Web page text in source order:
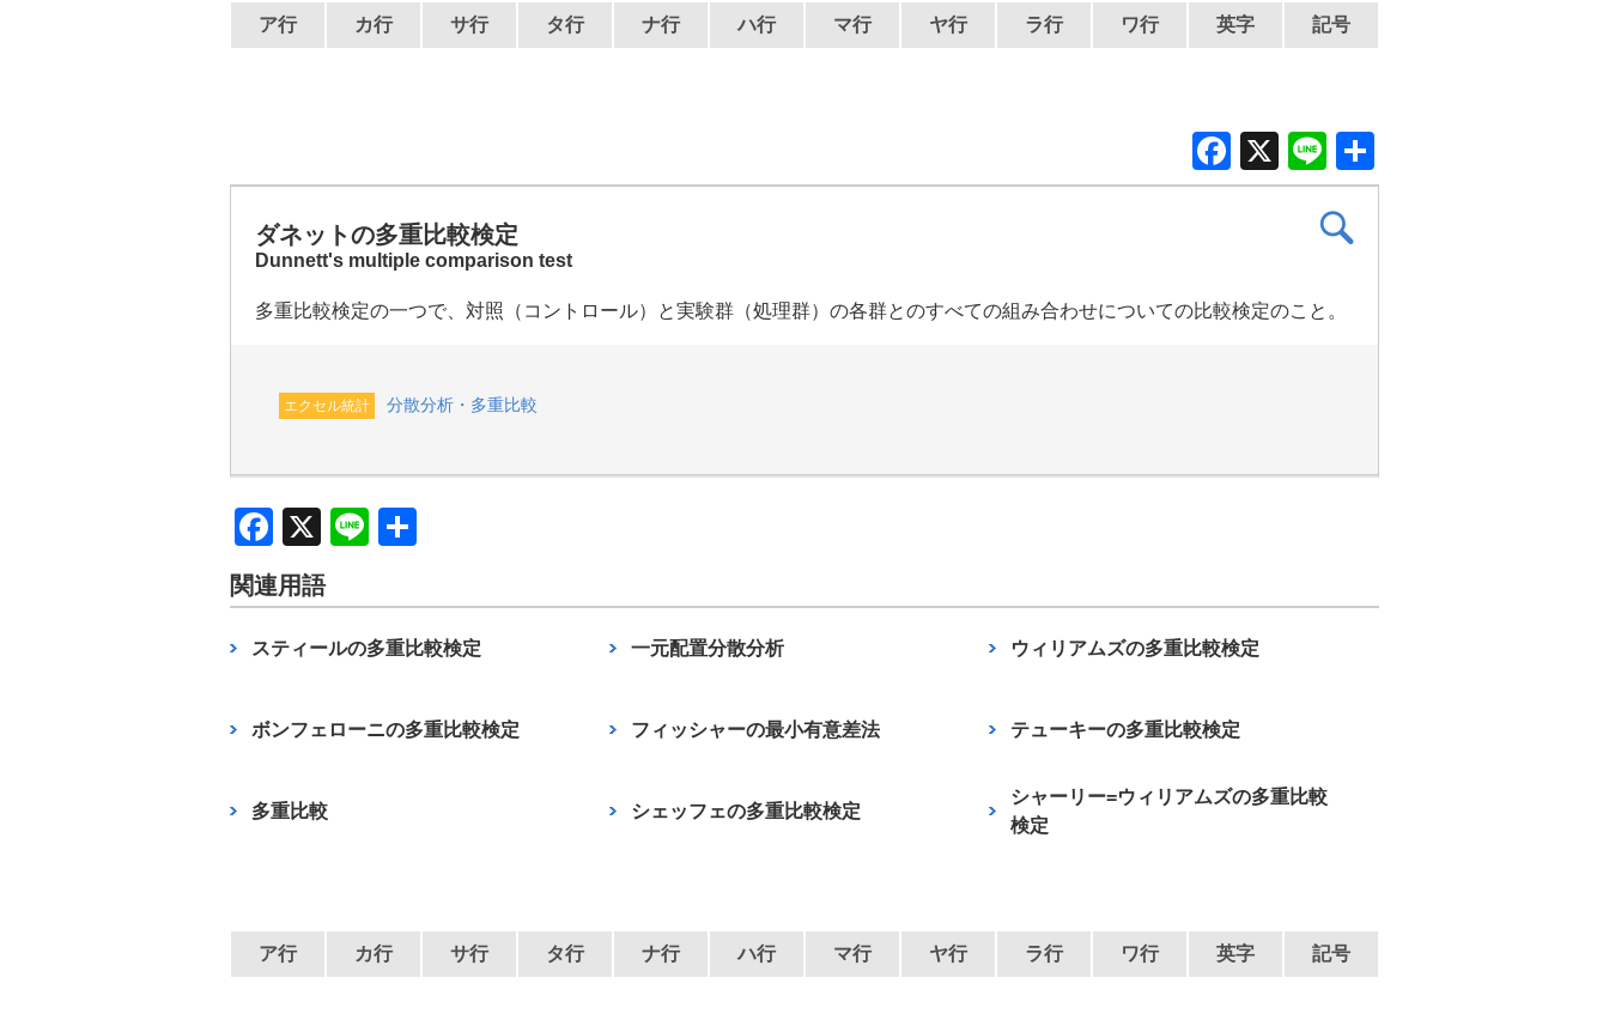
ア行 カ行 サ行 タ行 ナ行 ハ行 マ行 ヤ行 ラ行 ワ行 英字 記号
F
a
b
X
Li
n
e
有
ダネットの多重比較検定
Dunnett's multiple comparison test
多重比較検定の一つで、対照（コントロール）と実験群（処理群）の各群とのすべての組み合わせについての比較検定のこと。
エクセル統計 分散分析・多重比較
F
a
c
e
o
k
X
Li
e
関連用語
スティールの多重比較検定 一元配置分散分析 ウィリアムズの多重比較検定
ボンフェローニの多重比較検定 フィッシャーの最小有意差法 テューキーの多重比較検定
多重比較 シェッフェの多重比較検定
シャーリー=ウィリアムズの多重比較
検定
ア行 カ行 サ行 タ行 ナ行 ハ行 マ行 ヤ行 ラ行 ワ行 英字 記号